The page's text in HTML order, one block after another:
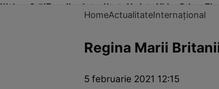
Ultima Oră!Trending Actualitate Vedete Video Prime
InternaționalFapt divers
HomeActualitateInternațional
Regina Marii
5 februarie 2021 12:15